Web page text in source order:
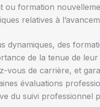
ou formation
relatives à
dynamiques, des
de la tenue de
vous de carrière, et
évaluations
du suivi professionnel